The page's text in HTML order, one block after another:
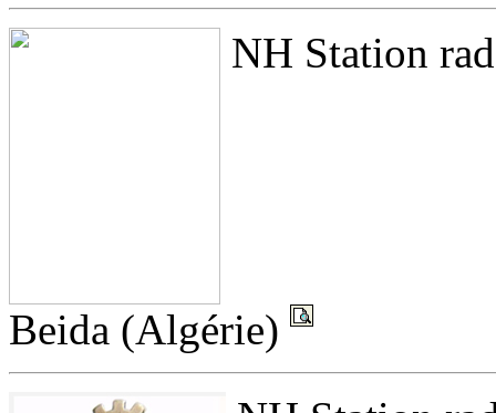
NH Station
Beida (Algérie)